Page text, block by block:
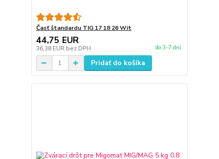
Časť štandardu TIG 17 18 26 Wit
44,75 EUR
36,38 EUR bez DPH do 3-7 dní
Pridať do košíka